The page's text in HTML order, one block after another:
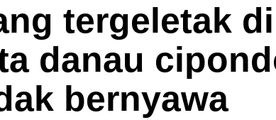
tergeletak
danau
bernyawa